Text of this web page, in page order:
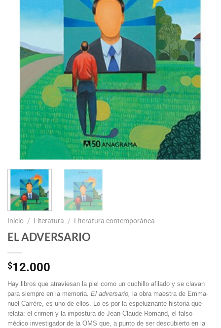
Inicio / Literatura / Literatura contemporánea
EL ADVERSARIO
$12.000
Hay libros que atraviesan la piel como un cuchillo afilado y se clavan
para siempre en la memoria. El adversario, la obra maestra de Emma­
nuel Carrère, es uno de ellos. Lo es por la espeluznante historia que
relata: el crimen y la impostura de Jean-Claude Romand, el falso
médico investigador de la OMS que, a punto de ser descubierto en la